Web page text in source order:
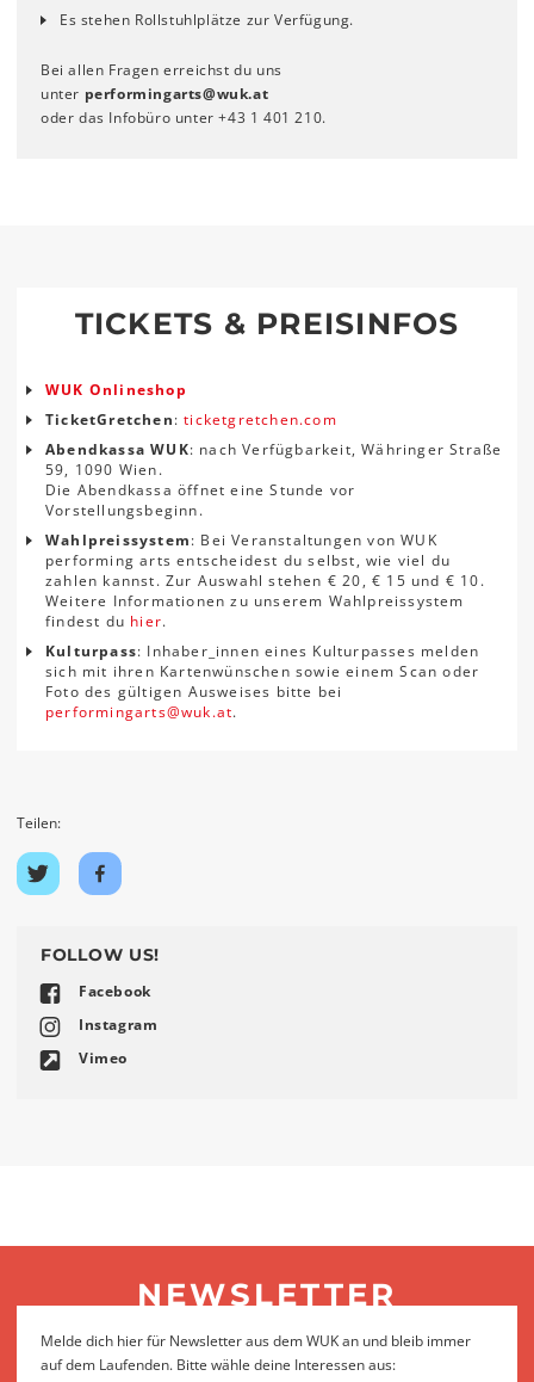
Es stehen Rollstuhlplätze zur Verfügung.
Bei allen Fragen erreichst du uns
unter performingarts@wuk.at
oder das Infobüro unter +43 1 401 210.
TICKETS & PREISINFOS
WUK Onlineshop
TicketGretchen:ticketgretchen.com
Abendkassa WUK: nach Verfügbarkeit, Währinger Straße
59, 1090 Wien.
Die Abendkassa öffnet eine Stunde vor
Vorstellungsbeginn.
Wahlpreissystem: Bei Veranstaltungen von WUK
performing arts entscheidest du selbst, wie viel du
zahlen kannst. Zur Auswahl stehen € 20, € 15 und € 10.
Weitere Informationen zu unserem Wahlpreissystem
findest du hier.
Kulturpass: Inhaber_innen eines Kulturpasses melden
sich mit ihren Kartenwünschen sowie einem Scan oder
Foto des gültigen Ausweises bitte bei
performingarts@wuk.at.
Teilen:
Auf
Twitter
Auf
Facebook
FOLLOW US!
Facebook
Instagram
Vimeo
NEWSLETTER
Melde dich hier für Newsletter aus dem WUK an und bleib immer
auf dem Laufenden. Bitte wähle deine Interessen aus: